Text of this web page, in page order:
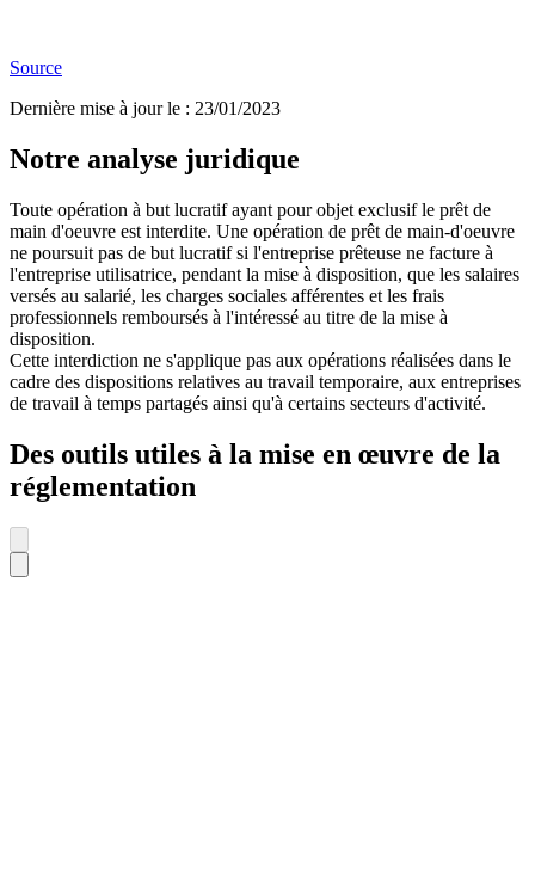
Source
Dernière mise à jour le : 23/01/2023
Notre analyse juridique
Toute opération à but lucratif ayant pour objet exclusif le prêt de
main d'oeuvre est interdite. Une opération de prêt de main-d'oeuvre
ne poursuit pas de but lucratif si l'entreprise prêteuse ne facture à
l'entreprise utilisatrice, pendant la mise à disposition, que les salaires
versés au salarié, les charges sociales afférentes et les frais
professionnels remboursés à l'intéressé au titre de la mise à
disposition.
Cette interdiction ne s'applique pas aux opérations réalisées dans le
cadre des dispositions relatives au travail temporaire, aux entreprises
de travail à temps partagés ainsi qu'à certains secteurs d'activité.
Des outils utiles à la mise en œuvre de la
réglementation